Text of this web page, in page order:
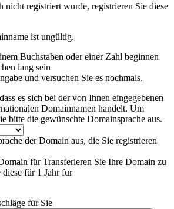
nicht registriert wurde, registrieren Sie diese
ist ungültig.
Buchstaben oder einer Zahl beginnen
lang sein
und versuchen Sie es nochmals.
es sich bei der von Ihnen eingegebenen
Domainnamen handelt. Um
bitte die gewünschte Domainsprache aus.
der Domain aus, die Sie registrieren
für Transferieren Sie Ihre Domain zu
für 1 Jahr für
für Sie